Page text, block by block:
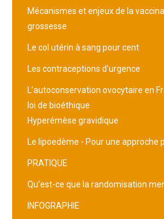
Mécanismes et enjeux de la
grossesse
Le col utérin à sang pour cent
Les contraceptions d’urgence
L’autoconservation ovocytaire en
loi de bioéthique
Hyperémèse gravidique
Le lipoedème - Pour une approche
PRATIQUE
Qu’est-ce que la randomisation
INFOGRAPHIE